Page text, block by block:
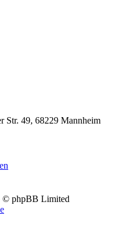
Str. 49, 68229 Mannheim
© phpBB Limited